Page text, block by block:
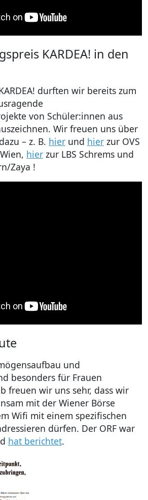
KARDEA! in den
durften wir bereits zum
von Schüler:innen aus
Wir freuen uns über
– z. B. hier und hier zur OVS
hier zur LBS Schrems und
Zaya !
und
besonders für Frauen
freuen wir uns sehr, dass wir
mit der Wiener Börse
Wifi mit einem spezifischen
dürfen. Der ORF war
hat berichtet.